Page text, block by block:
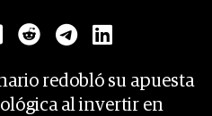
redobló su apuesta
al invertir en